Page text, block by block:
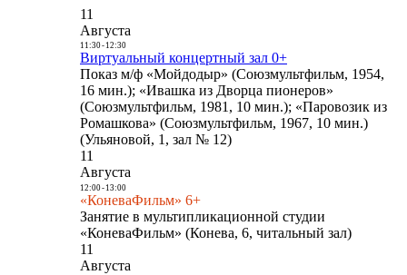
11
Августа
11:30- 12:30
Виртуальный концертный зал 0+
Показ м/ф «Мойдодыр» (Союзмультфильм, 1954,
16 мин.); «Ивашка из Дворца пионеров»
(Союзмультфильм, 1981, 10 мин.); «Паровозик из
Ромашкова» (Союзмультфильм, 1967, 10 мин.)
(Ульяновой, 1, зал № 12)
11
Августа
12:00- 13:00
«КоневаФильм» 6+
Занятие в мультипликационной студии
«КоневаФильм» (Конева, 6, читальный зал)
11
Августа